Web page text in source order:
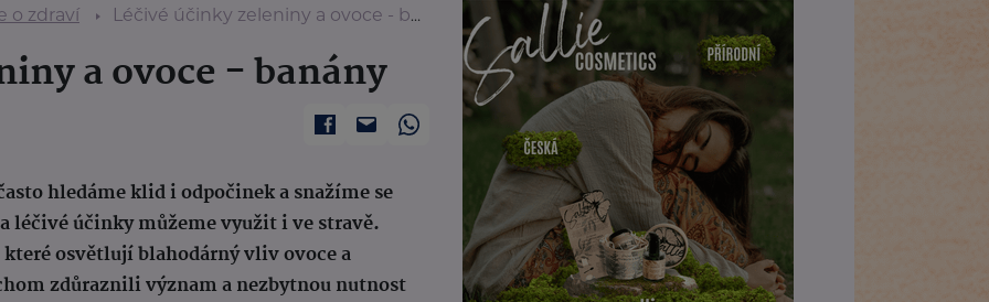
o zdraví Léčivé účinky zeleniny a ovoce - banány
a ovoce - banány
hledáme klid i odpočinek a snažíme se
léčivé účinky můžeme využit i ve stravě.
osvětlují blahodárný vliv ovoce a
zdůraznili význam a nezbytnou nutnost